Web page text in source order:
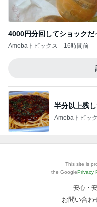
4000円分回してショックだ
Amebaトピックス 16時間前
半分以上残
Amebaトピッ
This site is
the GooglePrivacy
安心・
お問い合わ